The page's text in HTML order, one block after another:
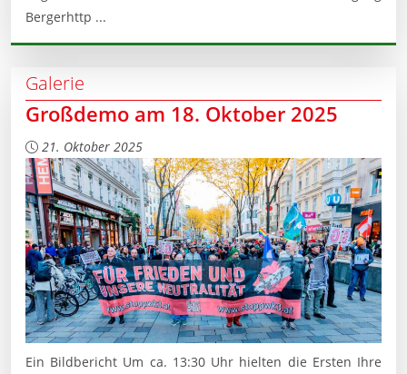
Bergerhttp ...
Galerie
Großdemo am 18. Oktober 2025
21. Oktober 2025
Ein Bildbericht Um ca. 13:30 Uhr hielten die Ersten Ihre